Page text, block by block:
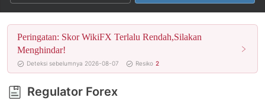
5
6
7
8
3
4
5
6
6
7
8
9
Peringatan: Skor WikiFX Terlalu Rendah,Silakan
Menghindar!
Deteksi sebelumnya 2026-08-07 Resiko 2
Regulator Forex